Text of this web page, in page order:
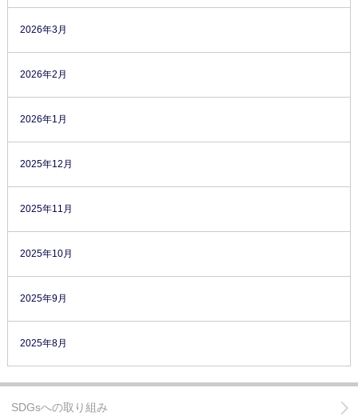
2026年3月
2026年2月
2026年1月
2025年12月
2025年11月
2025年10月
2025年9月
2025年8月
SDGsへの取り組み